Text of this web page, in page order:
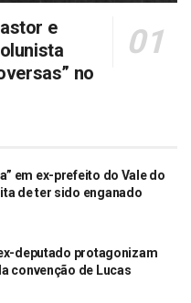
e
no
em ex-prefeito do Vale do
de ter sido enganado
deputado protagonizam
convenção de Lucas